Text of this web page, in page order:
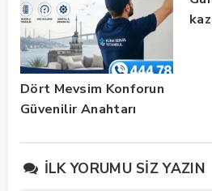
Dört Mevsim Konforun
Güvenilir Anahtarı
İLK YORUMU SIZ YAZIN